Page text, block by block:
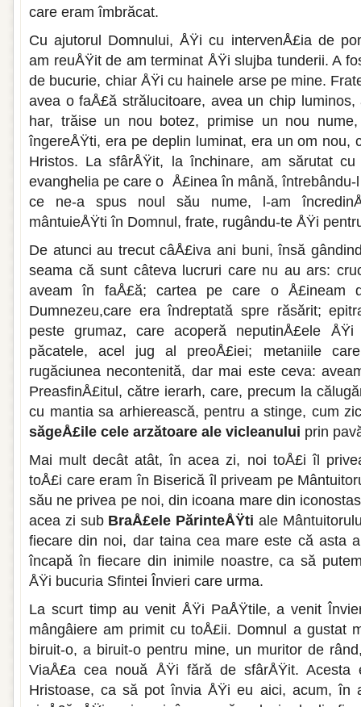
care eram îmbrăcat.
Cu ajutorul Domnului, ÅŸi cu intervenÅ£ia de
am reuÅŸit de am terminat ÅŸi slujba tunderii. A
de bucurie, chiar ÅŸi cu haine­le arse pe mine.
avea o faÅ£ă strălucitoare, avea un chip
har, trăise un nou botez, primise un nou
îngereÅŸti, era pe deplin lu­minat, era un om nou,
Hristos. La sfârÅŸit, la închinare, am săru­tat
evanghelia pe care o Å£inea în mână,
ce ne-a spus noul său nume, l-am
mântuieÅŸti în Domnul, frate, rugându-te ÅŸi
De atunci au trecut câÅ£iva ani buni, însă
seama că sunt câteva lucruri care nu au ars:
aveam în faÅ£ă; cartea pe care o Å£ineam
Dumnezeu,care era îndreptată spre răsărit;
peste grumaz, care acoperă neputinÅ£ele
păcatele, acel jug al preoÅ£iei; metaniile
rugăciunea necontenită, dar mai este ceva:
PreasfinÅ£itul, către ierarh, care, precum la
cu mantia sa ar­hierească, pentru a stinge, cum
săgeÅ£ile cele arzătoare ale viclea­nului prin
Mai mult decât atât, în acea zi, noi toÅ£i îl
toÅ£i care eram în Biserică îl priveam pe
său ne privea pe noi, din icoa­na mare din
acea zi sub BraÅ£ele PărinteÅŸtiale
fieca­re din noi, dar taina cea mare este că asta
încapă în fiecare din inimile noastre, ca să
ÅŸi bucuria Sfintei Învieri care urma.
La scurt timp au venit ÅŸi PaÅŸtile, a venit
mângâiere am primit cu toÅ£ii. Domnul a gustat
biruit-o, a biruit-o pentru mine, un muritor de
ViaÅ£a cea nouă ÅŸi fără de sfârÅŸit. Acesta
Hristoase, ca să pot învia ÅŸi eu aici, acum, în